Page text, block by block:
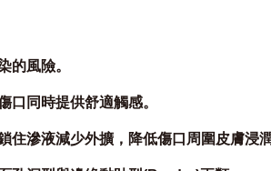
的風險。
同時提供舒適觸感。
滲液減少外擴，降低傷口周圍皮膚浸潤